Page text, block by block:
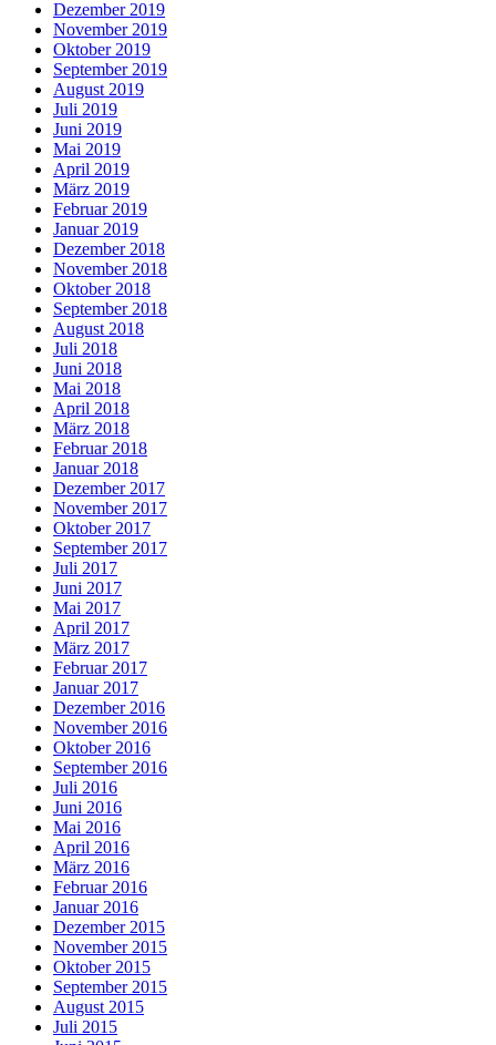
Dezember 2019
November 2019
Oktober 2019
September 2019
August 2019
Juli 2019
Juni 2019
Mai 2019
April 2019
März 2019
Februar 2019
Januar 2019
Dezember 2018
November 2018
Oktober 2018
September 2018
August 2018
Juli 2018
Juni 2018
Mai 2018
April 2018
März 2018
Februar 2018
Januar 2018
Dezember 2017
November 2017
Oktober 2017
September 2017
Juli 2017
Juni 2017
Mai 2017
April 2017
März 2017
Februar 2017
Januar 2017
Dezember 2016
November 2016
Oktober 2016
September 2016
Juli 2016
Juni 2016
Mai 2016
April 2016
März 2016
Februar 2016
Januar 2016
Dezember 2015
November 2015
Oktober 2015
September 2015
August 2015
Juli 2015